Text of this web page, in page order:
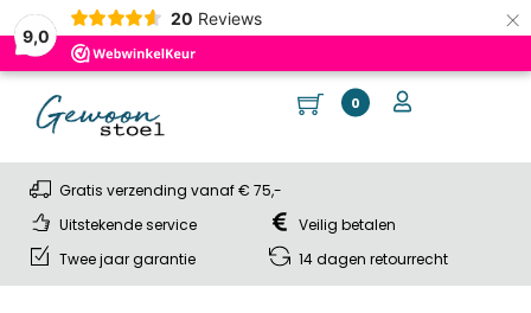
9,0
20 Reviews ×
Skip
content
Cart
0 User
Gratis verzending vanaf € 75,-
Uitstekende service
Veilig betalen
Twee jaar garantie
14 dagen retourrecht